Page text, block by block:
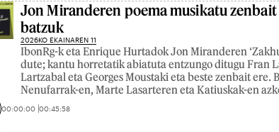
Jon Miranderen poema musikatu
batzuk
2026KO EKAINAREN 11
IbonRg-k eta Enrique Hurtadok Jon Miranderen
dute; kantu horretatik abiatuta entzungo ditugu Fran
Lartzabal eta Georges Moustaki eta beste zenbait ere.
Nenufarrak-en, Marte Lasarteren eta Katiuskak-en
00:00:00 00:45:58